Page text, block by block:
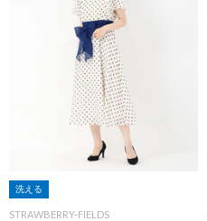
洗える
STRAWBERRY-FIELDS